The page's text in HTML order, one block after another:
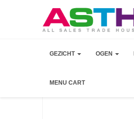
GEZICHT OGEN
MENU CART